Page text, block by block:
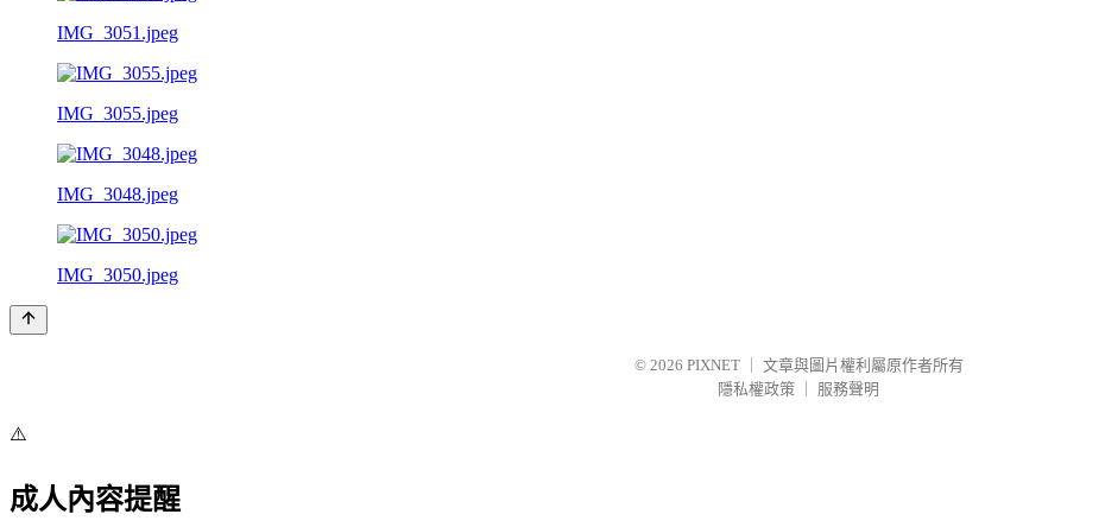
IMG_3051.jpeg
IMG_3055.jpeg
IMG_3048.jpeg
IMG_3050.jpeg
© 2026 PIXNET
文章與圖片權利屬原作者所有
隱私權政策
服務聲明
⚠️
成人內容提醒